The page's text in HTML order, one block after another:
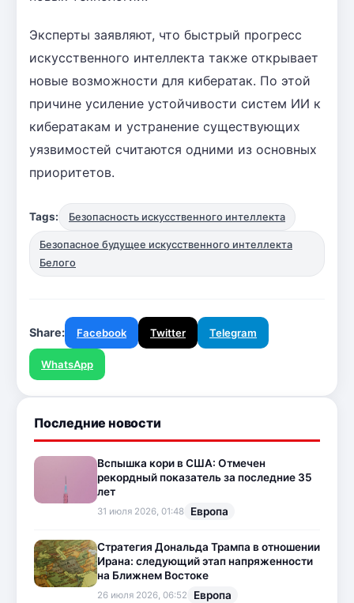
Эксперты заявляют, что быстрый прогресс
искусственного интеллекта также открывает
новые возможности для кибератак. По этой
причине усиление устойчивости систем ИИ к
кибератакам и устранение существующих
уязвимостей считаются одними из основных
приоритетов.
Tags: Безопасность искусственного интеллекта
Безопасное будущее искусственного интеллекта
Белого
Share: Facebook Twitter Telegram
WhatsApp
Последние новости
Вспышка кори в США: Отмечен
рекордный показатель за последние 35
лет
31 июля 2026, 01:48 Европа
Стратегия Дональда Трампа в отношении
Ирана: следующий этап напряженности
на Ближнем Востоке
26 июля 2026, 06:52 Европа